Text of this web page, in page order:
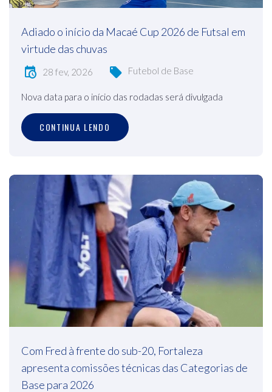
Adiado o início da Macaé Cup 2026 de Futsal em
virtude das chuvas
28 fev, 2026 Futebol de Base
Nova data para o início das rodadas será divulgada
CONTINUA LENDO
Com Fred à frente do sub-20, Fortaleza
apresenta comissões técnicas das Categorias de
Base para 2026